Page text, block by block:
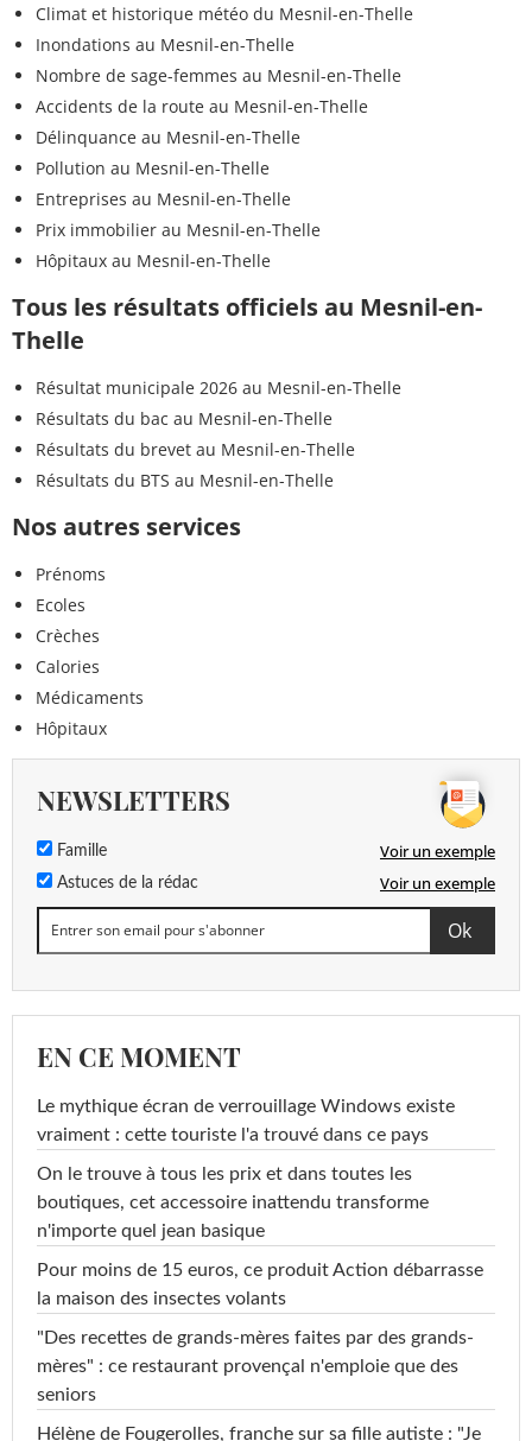
Climat et historique météo du Mesnil-en-Thelle
Inondations au Mesnil-en-Thelle
Nombre de sage-femmes au Mesnil-en-Thelle
Accidents de la route au Mesnil-en-Thelle
Délinquance au Mesnil-en-Thelle
Pollution au Mesnil-en-Thelle
Entreprises au Mesnil-en-Thelle
Prix immobilier au Mesnil-en-Thelle
Hôpitaux au Mesnil-en-Thelle
Tous les résultats officiels au Mesnil-en-
Thelle
Résultat municipale 2026 au Mesnil-en-Thelle
Résultats du bac au Mesnil-en-Thelle
Résultats du brevet au Mesnil-en-Thelle
Résultats du BTS au Mesnil-en-Thelle
Nos autres services
Prénoms
Ecoles
Crèches
Calories
Médicaments
Hôpitaux
NEWSLETTERS
Famille Voir un exemple
Astuces de la rédac Voir un exemple
EN CE MOMENT
Le mythique écran de verrouillage Windows existe
vraiment : cette touriste l'a trouvé dans ce pays
On le trouve à tous les prix et dans toutes les
boutiques, cet accessoire inattendu transforme
n'importe quel jean basique
Pour moins de 15 euros, ce produit Action débarrasse
la maison des insectes volants
"Des recettes de grands-mères faites par des grands-
mères" : ce restaurant provençal n'emploie que des
seniors
Hélène de Fougerolles, franche sur sa fille autiste : "Je